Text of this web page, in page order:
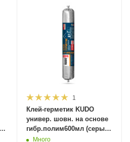
1
Клей-герметик KUDO
универ. шовн. на основе
гибр.полим600мл (серый)
KBP-523 файл-пак.
Много